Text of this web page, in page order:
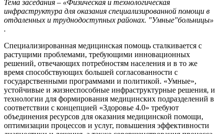
Темазаседания – «Физическая и технологическая
инфраструктура для оказания специализированной помощи в
отдаленных и труднодоступных районах. "Умные"больницы»
.
Специализированная медицинская помощь сталкивается с
растущими проблемами, требующими инновационных
решений, отвечающих потребностям населения и в то же
время способствующих большей согласованности с
государственными программами и политикой. «Умные»,
устойчивые и жизнеспособные инфраструктурные решения, и
технологии для формирования медицинских подразделений в
соответствии с концепцией «Здоровье 4.0» требуют
объединения ресурсов для оказания медицинской помощи,
оптимизации процессов и услуг, повышения эффективности